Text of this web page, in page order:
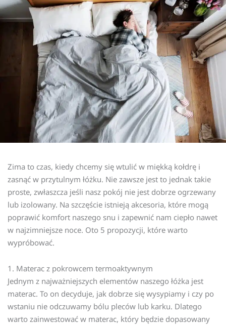
Zima to czas, kiedy chcemy się wtulić w miękką kołdrę i
zasnąć w przytulnym łóżku. Nie zawsze jest to jednak takie
proste, zwłaszcza jeśli nasz pokój nie jest dobrze ogrzewany
lub izolowany. Na szczęście istnieją akcesoria, które mogą
poprawić komfort naszego snu i zapewnić nam ciepło nawet
w najzimniejsze noce. Oto 5 propozycji, które warto
wypróbować.
1. Materac z pokrowcem termoaktywnym
Jednym z najważniejszych elementów naszego łóżka jest
materac. To on decyduje, jak dobrze się wysypiamy i czy po
wstaniu nie odczuwamy bólu pleców lub karku. Dlatego
warto zainwestować w materac, który będzie dopasowany